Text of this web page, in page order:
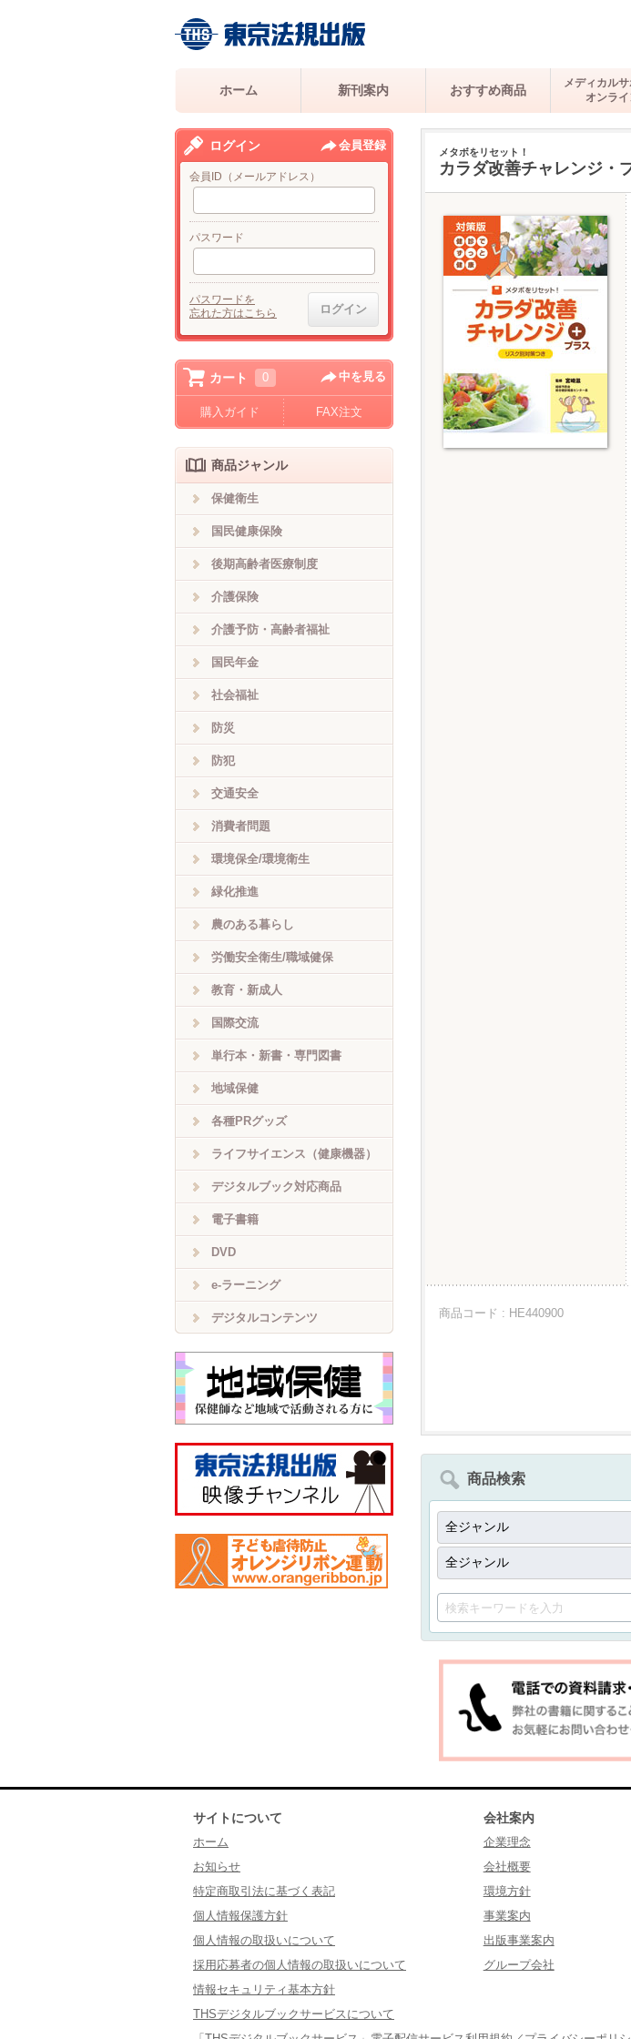
ホーム 新刊案内 おすすめ商品
メディカル
オンラ
メタボをリセット！
カラダ改善チャレンジ・
商品コード : HE440900
商品検索
ログイン 会員登録
会員ID（メールアドレス）
パスワード
パスワードを
忘れた方はこちら
カート 0 中を見る
購入ガイド FAX注文
商品ジャンル
保健衛生
国民健康保険
後期高齢者医療制度
介護保険
介護予防・高齢者福祉
国民年金
社会福祉
防災
防犯
交通安全
消費者問題
環境保全/環境衛生
緑化推進
農のある暮らし
労働安全衛生/職域健保
教育・新成人
国際交流
単行本・新書・専門図書
地域保健
各種PRグッズ
ライフサイエンス（健康機器）
デジタルブック対応商品
電子書籍
DVD
e-ラーニング
デジタルコンテンツ
サイトについて
ホーム
お知らせ
特定商取引法に基づく表記
個人情報保護方針
個人情報の取扱いについて
採用応募者の個人情報の取扱いについて
情報セキュリティ基本方針
THSデジタルブックサービスについて
会社案内
企業理念
会社概要
環境方針
事業案内
出版事業案内
グループ会社